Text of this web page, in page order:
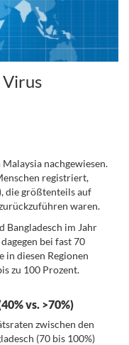
nachgewiesen.
registriert,
die größtenteils auf
waren.
Bangladesch im Jahr
bei fast 70
diesen Regionen
zu 100 Prozent.
vs. >70%)
zwischen den
(70 bis 100%)